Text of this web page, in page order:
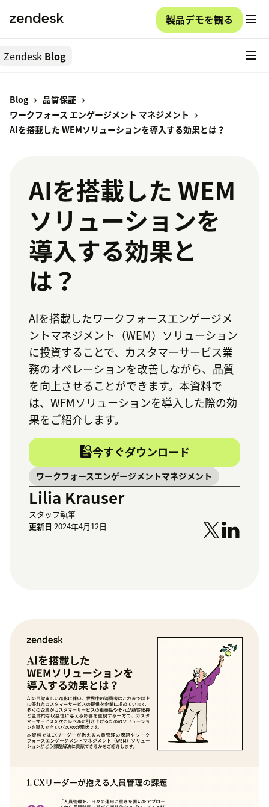
製品デモを観る
Zendesk Blog
Blog
品質保証
ワークフォース エンゲージメント マネジメント
AIを搭載した WEMソリューションを導入する効果とは？
AIを搭載した WEM
ソリューションを
導入する効果と
は？
AIを搭載したワークフォースエンゲージメ
ントマネジメント（WEM）ソリューション
に投資することで、カスタマーサービス業
務のオペレーションを改善しながら、品質
を向上させることができます。本資料で
は、WFMソリューションを導入した際の効
果をご紹介します。
今すぐダウンロード
ワークフォースエンゲージメントマネジメント
Lilia Krauser
スタッフ執筆
更新日 2024年4月12日